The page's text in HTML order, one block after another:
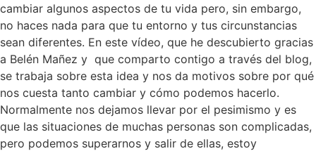
cambiar algunos aspectos de tu vida pero, sin embargo,
no haces nada para que tu entorno y tus circunstancias
sean diferentes. En este vídeo, que he descubierto gracias
a Belén Mañez y que comparto contigo a través del blog,
se trabaja sobre esta idea y nos da motivos sobre por qué
nos cuesta tanto cambiar y cómo podemos hacerlo.
Normalmente nos dejamos llevar por el pesimismo y es
que las situaciones de muchas personas son complicadas,
pero podemos superarnos y salir de ellas, estoy